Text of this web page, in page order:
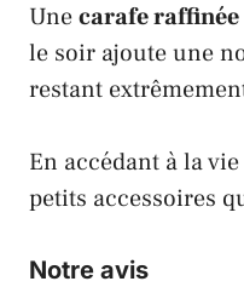
Unecarafe raffinée
le soir ajoute une
restant
En accédant à la
petits accessoires
Notre avis